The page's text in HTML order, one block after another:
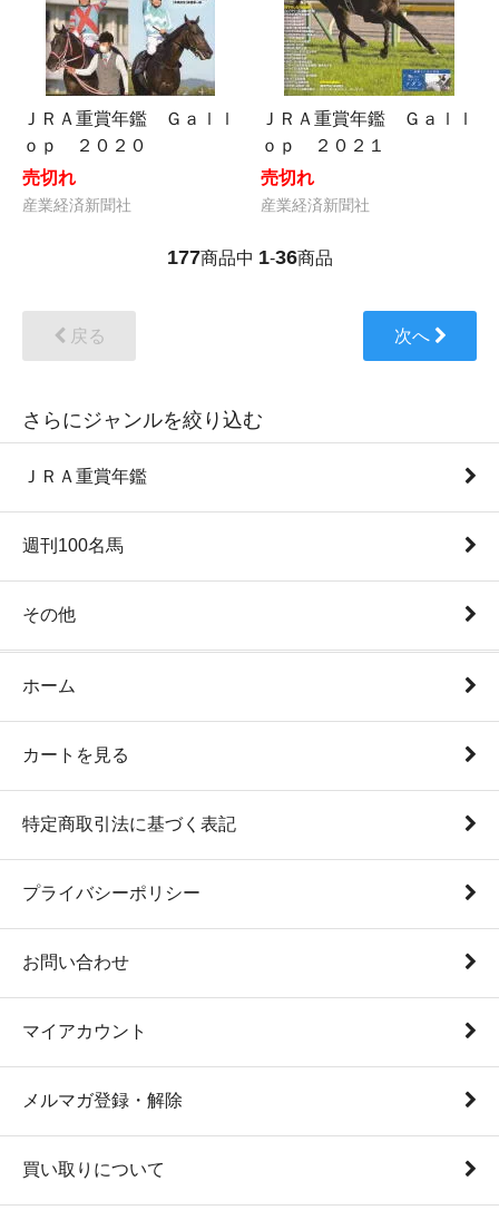
ＪＲＡ重賞年鑑 Ｇａｌｌ
ｏｐ ２０２０
売切れ
産業経済新聞社
ＪＲＡ重賞年鑑 Ｇａｌｌ
ｏｐ ２０２１
売切れ
産業経済新聞社
177商品中 1-36商品
戻る 次へ
さらにジャンルを絞り込む
ＪＲＡ重賞年鑑
週刊100名馬
その他
ホーム
カートを見る
特定商取引法に基づく表記
プライバシーポリシー
お問い合わせ
マイアカウント
メルマガ登録・解除
買い取りについて